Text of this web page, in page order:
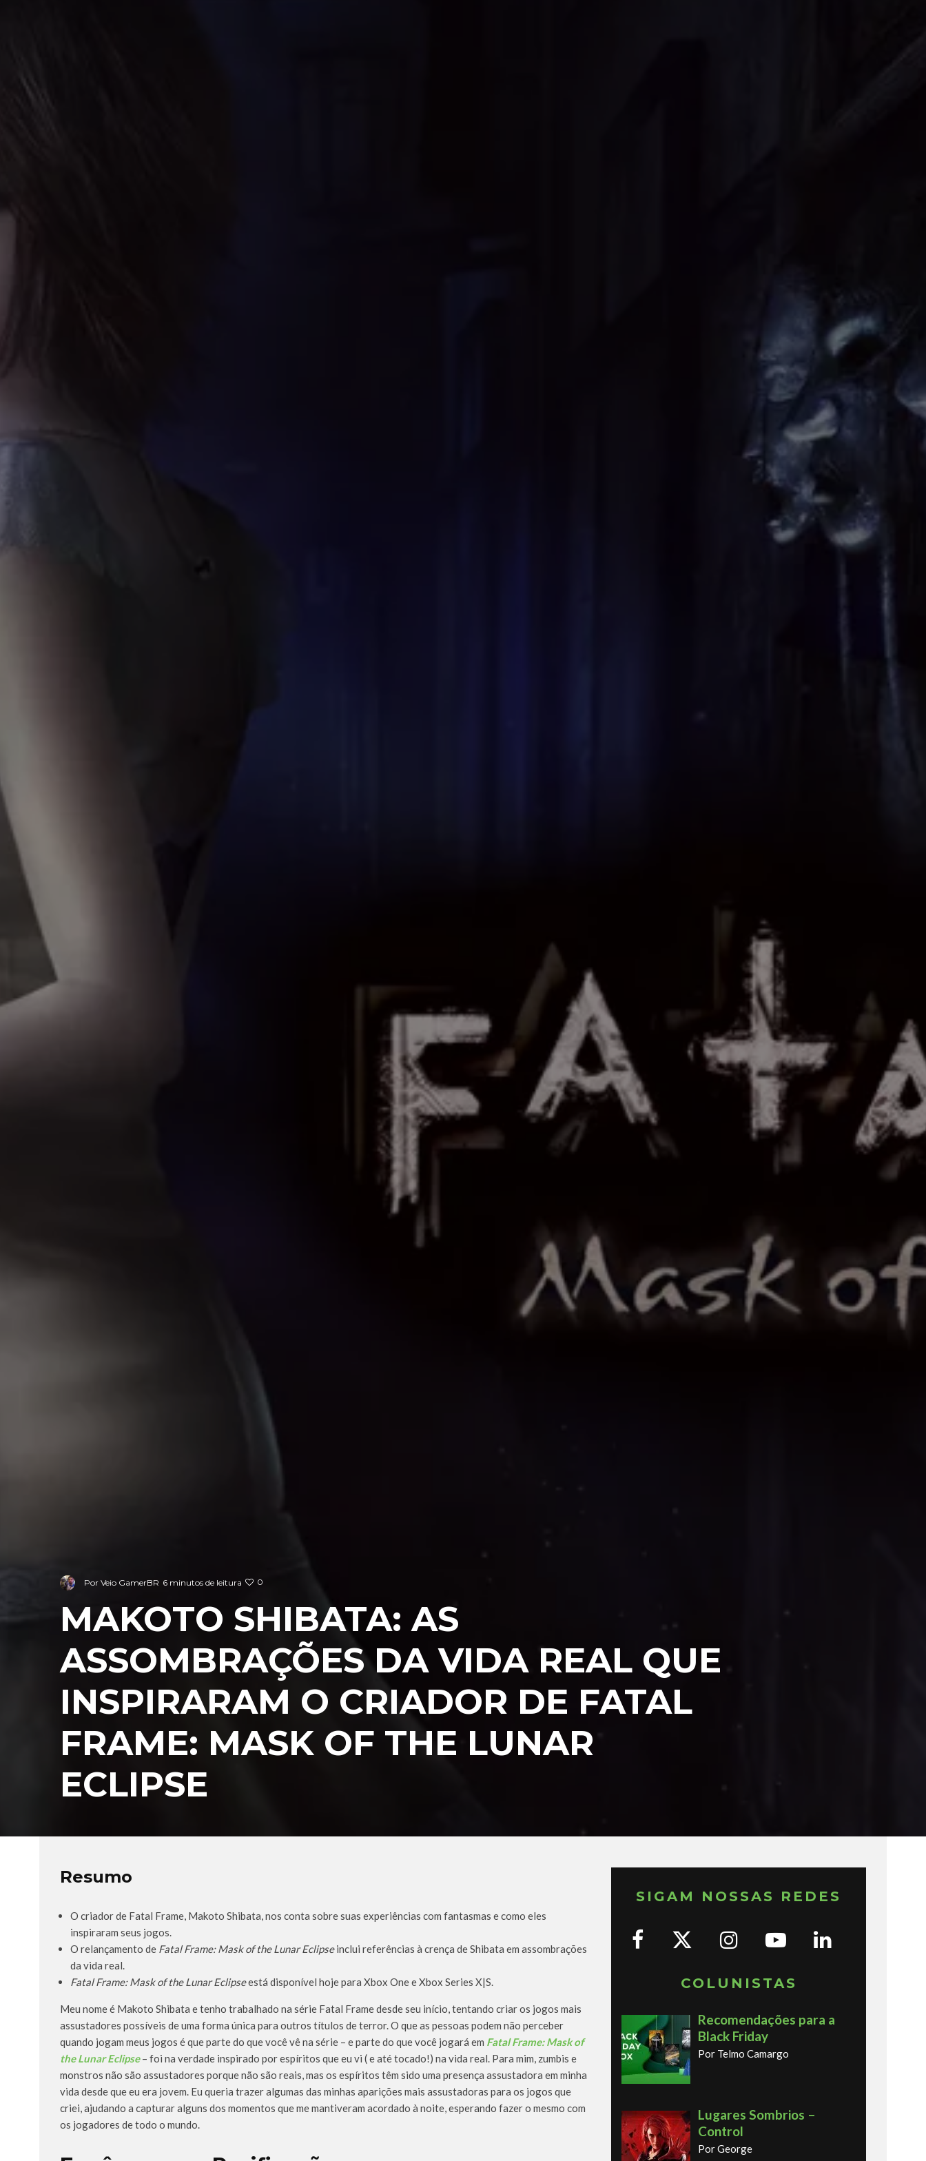
Por Veio GamerBR 6 minutos de leitura 0
MAKOTO SHIBATA: AS
ASSOMBRAÇÕES DA VIDA REAL QUE
INSPIRARAM O CRIADOR DE FATAL
FRAME: MASK OF THE LUNAR
ECLIPSE
Resumo
O criador de Fatal Frame, Makoto Shibata, nos conta sobre suas experiências com fantasmas e como eles
inspiraram seus jogos.
O relançamento de Fatal Frame: Mask of the Lunar Eclipseinclui referências à crença de Shibata em assombrações
da vida real.
Fatal Frame: Mask of the Lunar Eclipseestá disponível hoje para Xbox One e Xbox Series X|S.
Meu nome é Makoto Shibata e tenho trabalhado na série Fatal Frame desde seu início, tentando criar os jogos mais
assustadores possíveis de uma forma única para outros títulos de terror. O que as pessoas podem não perceber
quando jogam meus jogos é que parte do que você vê na série – e parte do que você jogará em Fatal Frame: Mask of
the Lunar Eclipse– foi na verdade inspirado por espíritos que eu vi ( e até tocado!) na vida real. Para mim, zumbis e
monstros não são assustadores porque não são reais, mas os espíritos têm sido uma presença assustadora em minha
vida desde que eu era jovem. Eu queria trazer algumas das minhas aparições mais assustadoras para os jogos que
criei, ajudando a capturar alguns dos momentos que me mantiveram acordado à noite, esperando fazer o mesmo com
os jogadores de todo o mundo.
SIGAM NOSSAS REDES
COLUNISTAS
Recomendações para a
Black Friday
Por Telmo Camargo
Lugares Sombrios –
Control
Por George